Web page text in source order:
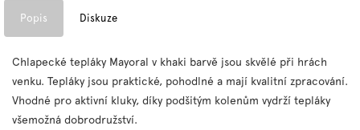
Popis Diskuze
Chlapecké tepláky Mayoral v khaki barvě jsou skvělé při hrách
venku. Tepláky jsou praktické, pohodlné a mají kvalitní zpracování.
Vhodné pro aktivní kluky, díky podšitým kolenům vydrží tepláky
všemožná dobrodružství.